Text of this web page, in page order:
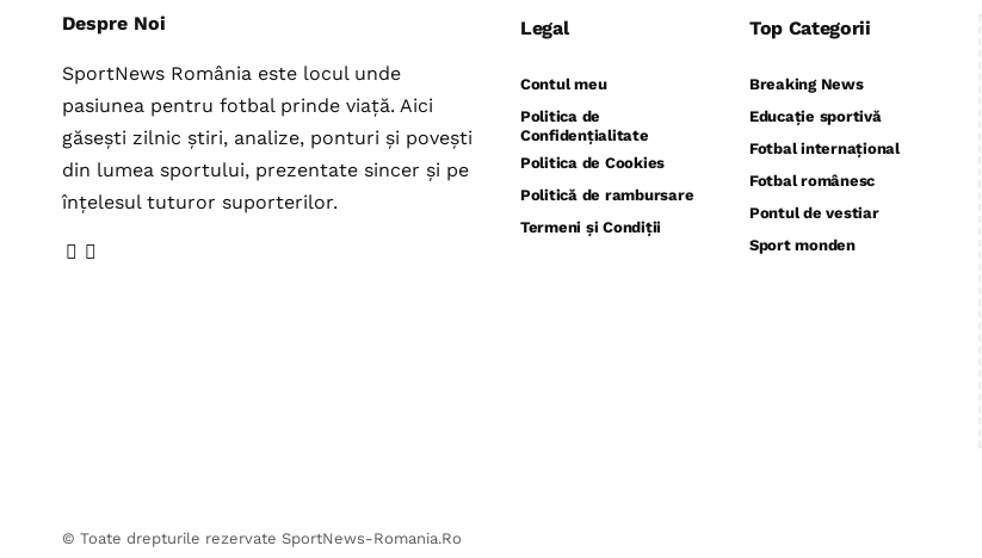
Despre Noi
SportNews România este locul unde
pasiunea pentru fotbal prinde viață. Aici
găsești zilnic știri, analize, ponturi și povești
din lumea sportului, prezentate sincer și pe
înțelesul tuturor suporterilor.
Legal
Contul meu
Politica de
Confidențialitate
Politica de Cookies
Politică de rambursare
Termeni și Condiții
Top Categorii
Breaking News
Educație sportivă
Fotbal internațional
Fotbal românesc
Pontul de vestiar
Sport monden
© Toate drepturile rezervate SportNews-Romania.Ro